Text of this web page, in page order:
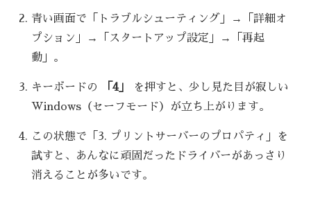
青い画面で「トラブルシューティング」→「詳細オ
プション」→「スタートアップ設定」→「再起
動」。
キーボードの 「4」
を押すと、少し見た目が寂しい
Windows（セーフモード）が立ち上がります。
この状態で「3. プリントサーバーのプロパティ」を
試すと、あんなに頑固だったドライバーがあっさり
消えることが多いです。